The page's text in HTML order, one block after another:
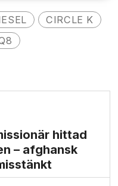
CIRCLE K
hittad
– afghansk